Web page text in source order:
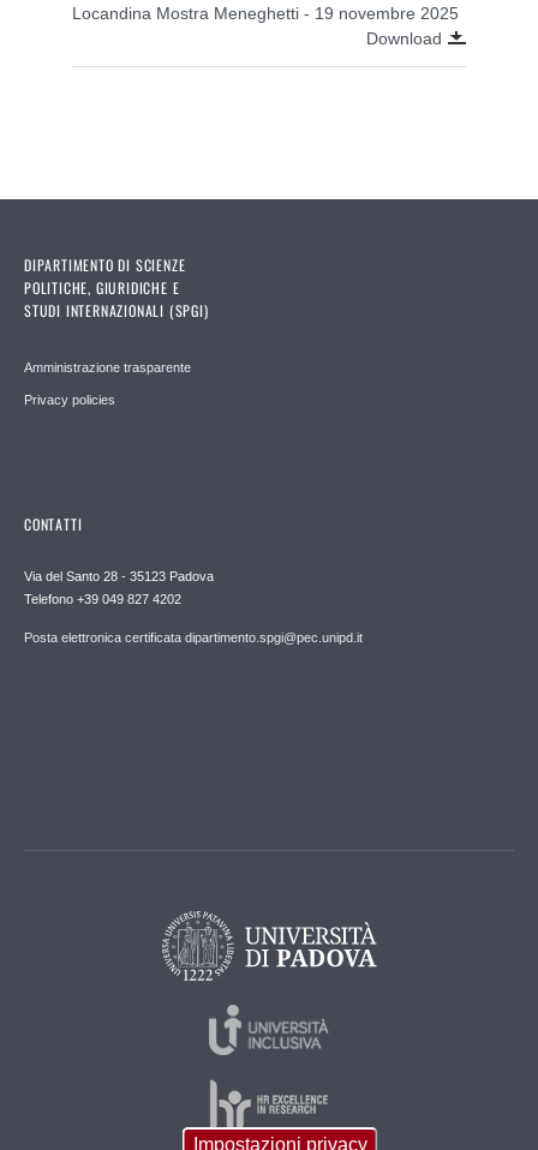
Locandina Mostra Meneghetti - 19 novembre 2025
Download
DIPARTIMENTO DI SCIENZE
POLITICHE, GIURIDICHE E
STUDI INTERNAZIONALI (SPGI)
Amministrazione trasparente
Privacy policies
CONTATTI
Via del Santo 28 - 35123 Padova
Telefono +39 049 827 4202
Posta elettronica certificata dipartimento.spgi@pec.unipd.it
Impostazioni privacy